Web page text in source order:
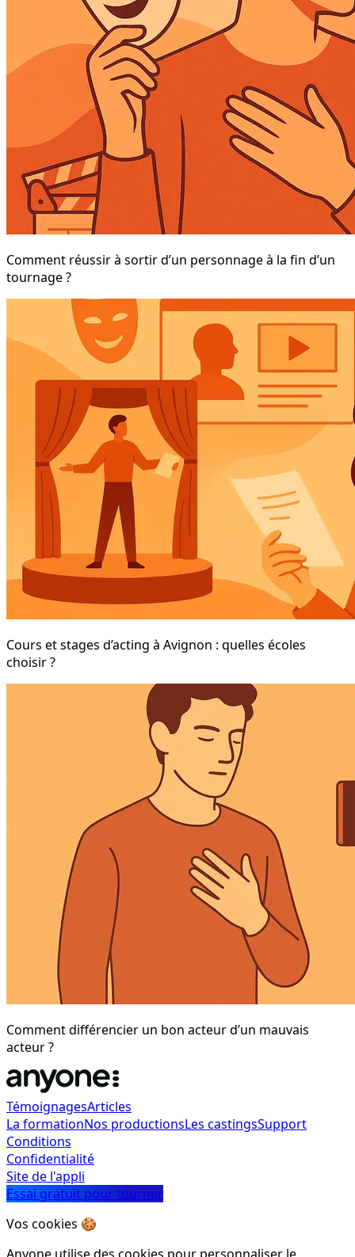
Comment réussir à sortir d’un personnage à la fin d’un
tournage ?
Cours et stages d’acting à Avignon : quelles écoles
choisir ?
Comment différencier un bon acteur d’un mauvais
acteur ?
TémoignagesArticles
La formationNos productionsLes castingsSupport
Conditions
Confidentialité
Site de l'appli
Essai gratuit pour tourner
Vos cookies 🍪